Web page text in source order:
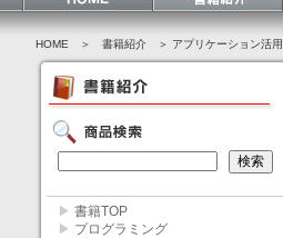
HOME ＞ 書籍紹介 ＞ アプリケーション活用
▶ 書籍TOP
▶ プログラミング